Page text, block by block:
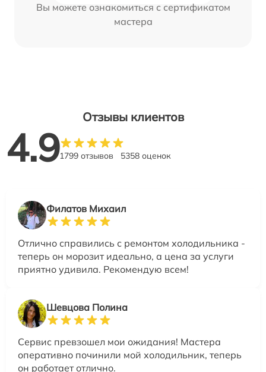
Вы можете ознакомиться с сертификатом
мастера
Отзывы клиентов
4.91799 отзывов 5358 оценок
Филатов Михаил
Отлично справились с ремонтом холодильника -
теперь он морозит идеально, а цена за услуги
приятно удивила. Рекомендую всем!
Шевцова Полина
Сервис превзошел мои ожидания! Мастера
оперативно починили мой холодильник, теперь
он работает отлично.